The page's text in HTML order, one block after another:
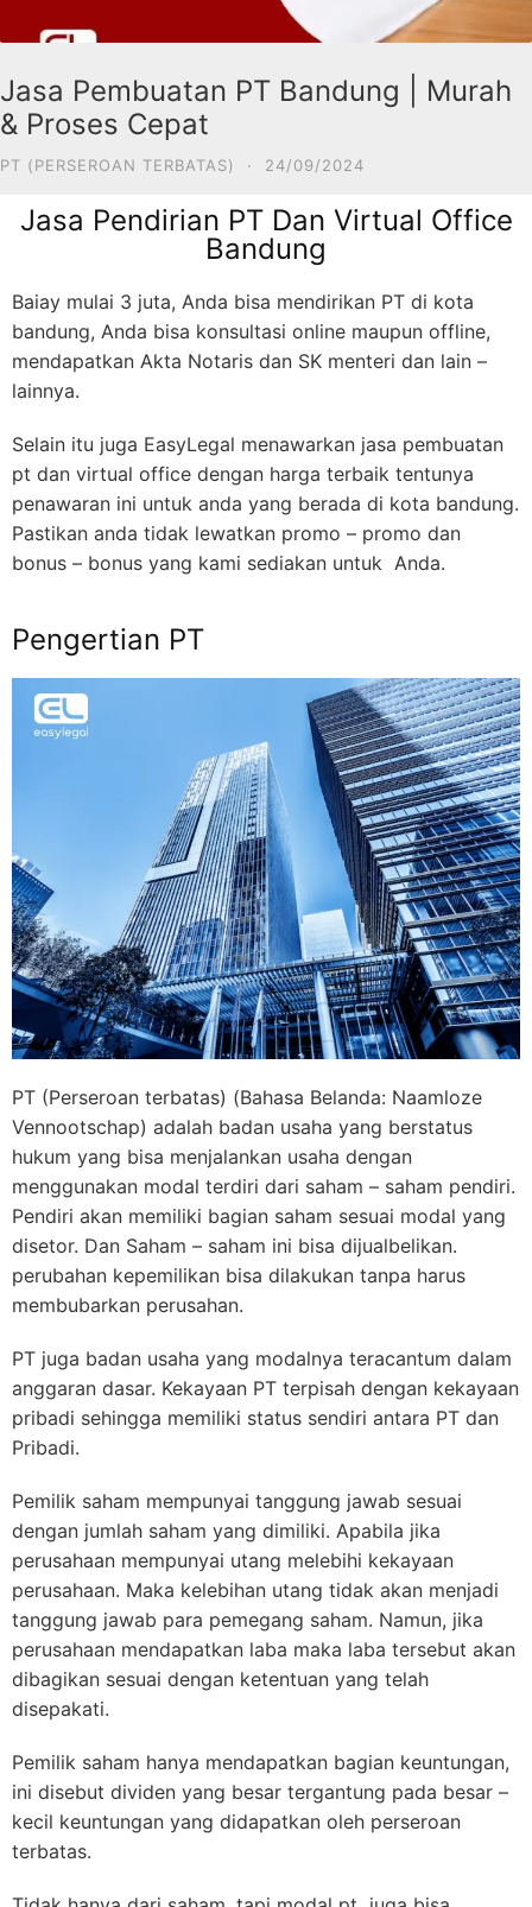
Jasa Pembuatan PT Bandung | Murah
& Proses Cepat
PT (PERSEROAN TERBATAS) · 24/09/2024
Jasa Pendirian PT Dan Virtual Office
Bandung
Baiay mulai 3 juta, Anda bisa mendirikan PT di kota
bandung, Anda bisa konsultasi online maupun offline,
mendapatkan Akta Notaris dan SK menteri dan lain –
lainnya.
Selain itu juga EasyLegal menawarkan jasa pembuatan
pt dan virtual office dengan harga terbaik tentunya
penawaran ini untuk anda yang berada di kota bandung.
Pastikan anda tidak lewatkan promo – promo dan
bonus – bonus yang kami sediakan untuk Anda.
Pengertian PT
PT (Perseroan terbatas) (Bahasa Belanda: Naamloze
Vennootschap) adalah badan usaha yang berstatus
hukum yang bisa menjalankan usaha dengan
menggunakan modal terdiri dari saham – saham pendiri.
Pendiri akan memiliki bagian saham sesuai modal yang
disetor. Dan Saham – saham ini bisa dijualbelikan.
perubahan kepemilikan bisa dilakukan tanpa harus
membubarkan perusahan.
PT juga badan usaha yang modalnya teracantum dalam
anggaran dasar. Kekayaan PT terpisah dengan kekayaan
pribadi sehingga memiliki status sendiri antara PT dan
Pribadi.
Pemilik saham mempunyai tanggung jawab sesuai
dengan jumlah saham yang dimiliki. Apabila jika
perusahaan mempunyai utang melebihi kekayaan
perusahaan. Maka kelebihan utang tidak akan menjadi
tanggung jawab para pemegang saham. Namun, jika
perusahaan mendapatkan laba maka laba tersebut akan
dibagikan sesuai dengan ketentuan yang telah
disepakati.
Pemilik saham hanya mendapatkan bagian keuntungan,
ini disebut dividen yang besar tergantung pada besar –
kecil keuntungan yang didapatkan oleh perseroan
terbatas.